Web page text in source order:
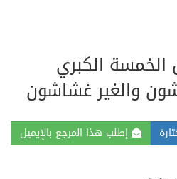
الخمسة الكبري
والغير غشاشون
إطلب هذا المرجع بالإيميل